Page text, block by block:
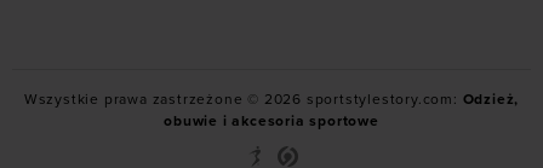
Wszystkie prawa zastrzeżone © 2026 sportstylestory.com: Odzież,
obuwie i akcesoria sportowe